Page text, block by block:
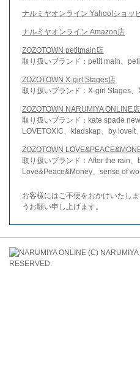
ナルミヤオンライン Yahoo!ショッ
ナルミヤオンライン Amazon店
ZOZOTOWN petitmain店
取り扱いブランド：petit main、
ZOZOTOWN X-girl Stages店
取り扱いブランド：X-girl Stages
ZOZOTOWN NARUMIYA ONLINE店
取り扱いブランド：kate spade
LOVETOXIC、kladskap、by loveit
ZOZOTOWN
取り扱いブランド：After the rain、
Love&Peace&Money、sense of
お客様にはご不便をおかけいたし
うお願い申し上げます。